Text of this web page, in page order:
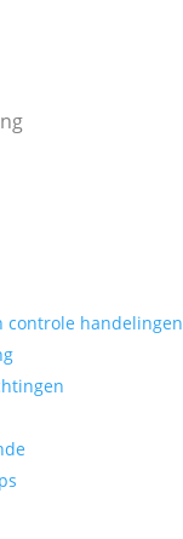
controle handelingen